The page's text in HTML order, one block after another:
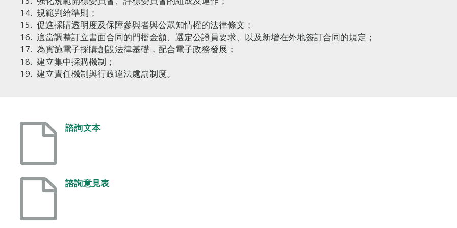
規範判給準則；
促進採購透明度及保障參與者與公眾知情權的法律條文；
適當調整訂立書面合同的門檻金額、選定公證員要求、以及新增在外地簽訂合同的規定；
為實施電子採購創設法律基礎，配合電子政務發展；
建立集中採購機制；
建立責任機制與行政違法處罰制度。
諮詢文本
諮詢意見表